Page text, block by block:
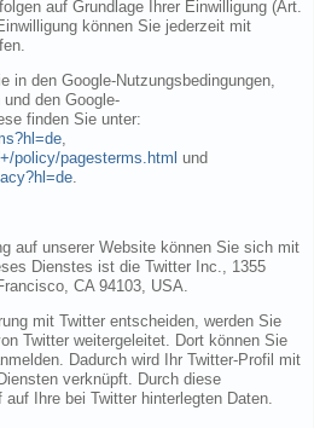
auf Grundlage Ihrer Einwilligung (Art.
können Sie jederzeit mit
in den Google-Nutzungsbedingungen,
den Google-
finden Sie unter:
,
policy/pagesterms.html und
.
auf unserer Website können Sie sich mit
Dienstes ist die Twitter Inc., 1355
CA 94103, USA.
mit Twitter entscheiden, werden Sie
Twitter weitergeleitet. Dort können Sie
Dadurch wird Ihr Twitter-Profil mit
verknüpft. Durch diese
Ihre bei Twitter hinterlegten Daten.